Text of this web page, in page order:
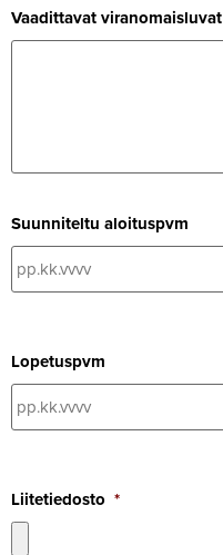
Vaa­dit­tavat viran­omais­luvat
Suun­ni­teltu aloituspvm
Lope­tuspvm
Lii­te­tie­dosto *